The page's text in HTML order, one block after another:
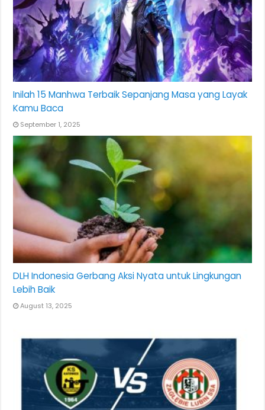
Inilah 15 Manhwa Terbaik Sepanjang Masa yang Layak
Kamu Baca
September 1, 2025
DLH Indonesia Gerbang Aksi Nyata untuk Lingkungan
Lebih Baik
August 13, 2025